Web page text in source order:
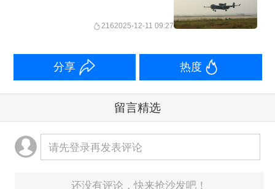
ARJ21新支线客机曾经走过了六年多的
中国商飞方面坦陈，虽然经过ARJ21的
验技术、设施、资源和条件不足的矛盾
2162025-12-11 09:27
分享 热度
留言精选
请先登录再发表评论
还没有评论，快来抢沙发吧！